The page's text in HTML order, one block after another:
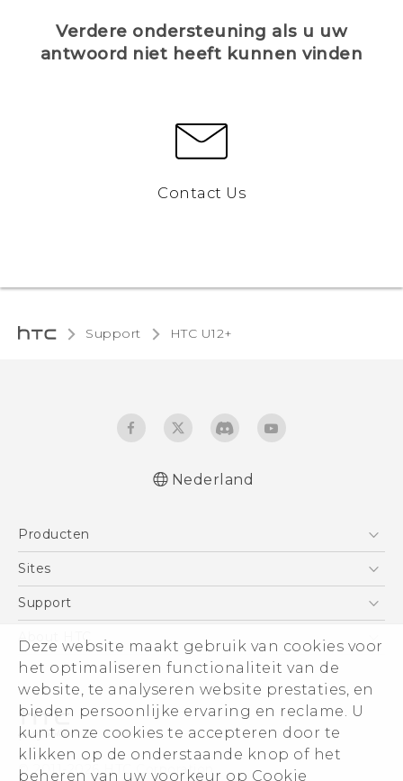
Deze website maakt gebruik van cookies voor
het optimaliseren functionaliteit van de
website, te analyseren website prestaties, en
bieden persoonlijke ervaring en reclame. U
kunt onze cookies te accepteren door te
klikken op de onderstaande knop of het
beheren van uw voorkeur op Cookie
Verdere ondersteuning als u uw
antwoord niet heeft kunnen vinden
Contact Us
Support HTC U12+‎
Nederlands - Gids voor veiligheid en
Deutsch - Benutzerhandbuch
Deutsch - Informationen zur Sicherheit und
English - User manual
Safety and regulatory guide
Nederland
Producten
Telefoons
Vive
Accessoires
Sites
HTC Vive
Aan de slag
Support
Support voor eCommerce
About HTC
ESG
Informatie over het bedrijf
Voor beleggers (engels)
Cookie Preferences
© 2011-2026 HTC Corporation